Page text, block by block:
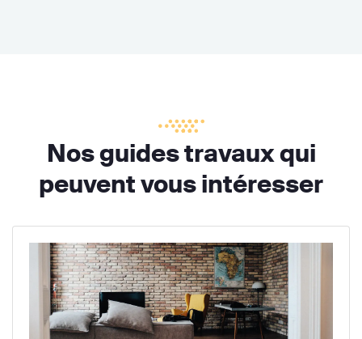
Nos guides travaux qui
peuvent vous intéresser